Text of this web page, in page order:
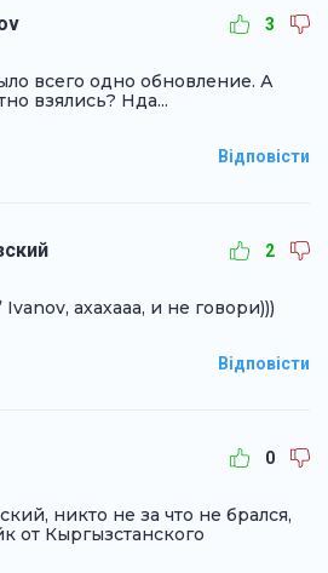
3
всего одно обновление. А
взялись? Нда...
Відповісти
2
Ivanov, ахахааа, и не говори)))
Відповісти
0
никто не за что не брался,
от Кыргызстанского